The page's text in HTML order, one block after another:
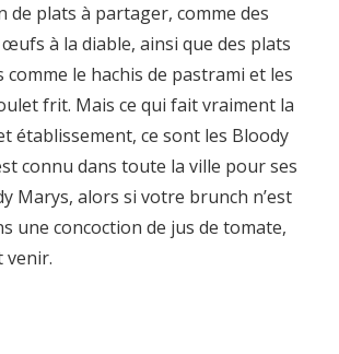
de plats à partager, comme des
à la diable, ainsi que des plats
le hachis de pastrami et les
frit. Mais ce qui fait vraiment la
établissement, ce sont les Bloody
connu dans toute la ville pour ses
Marys, alors si votre brunch n’est
une concoction de jus de tomate,
venir.